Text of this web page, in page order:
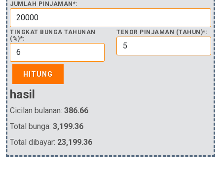
JUMLAH PINJAMAN*:
TINGKAT BUNGA TAHUNAN
(%)*:
TENOR PINJAMAN (TAHUN)*:
HITUNG
hasil
Cicilan bulanan: 386.66
Total bunga: 3,199.36
Total dibayar: 23,199.36